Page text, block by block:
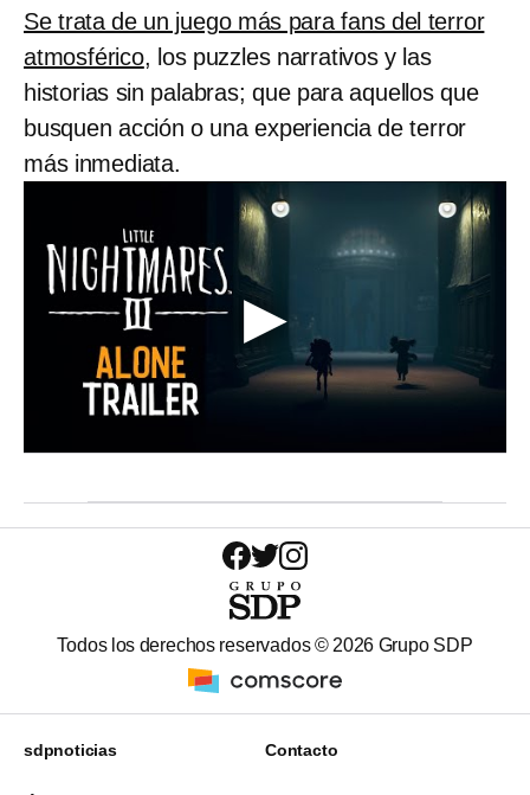
Se trata de un juego más para fans del terror
atmosférico, los puzzles narrativos y las
historias sin palabras; que para aquellos que
busquen acción o una experiencia de terror
más inmediata.
Todos los derechos reservados © 2026 Grupo SDP
sdpnoticias Contacto